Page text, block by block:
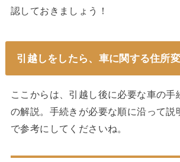
認しておきましょう！
引越しをしたら、車に関する住所
ここからは、引越し後に必要な車の手
の解説。手続きが必要な順に沿って説
で参考にしてくださいね。